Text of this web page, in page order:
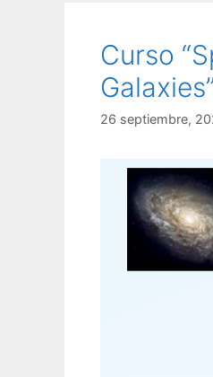
Curso
26 septiembre,